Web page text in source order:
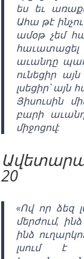
ես եւ
Ահա թէ
ամօթ չեմ
հաւատացել
աւանդը
ունեցիր
լսեցիր՝ այն
Յիսուսին
բարի
միջոցով:
20
«Ով որ ձեզ
մերժում,
ինձ
լսում է